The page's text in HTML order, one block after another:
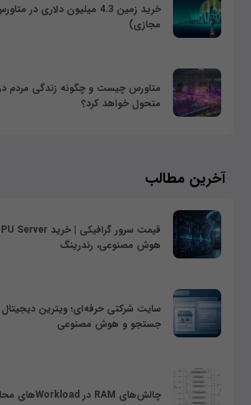
خرید زمین 4.3 میلیون دلاری
مجازی)
متاورس چیست و چگونه زندگی مردم
متحول خواهد کرد؟
آخرین مطالب
هوش مصنوعی، رندرینگ
سایت شرکتی حرفه‌ای؛ ویترین
جستجو و هوش مصنوعی
چالش‌های RAM در Workloadهای محاسباتی HPC